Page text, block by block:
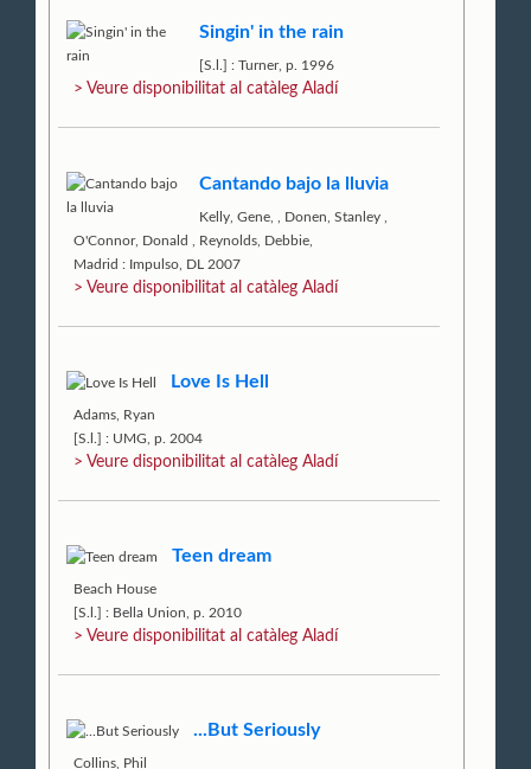
Singin' in the rain
[S.l.] : Turner, p. 1996
> Veure disponibilitat al catàleg Aladí
Cantando bajo la lluvia
Kelly, Gene, Donen, Stanley
O'Connor, Donald
Reynolds, Debbie,
Madrid : Impulso, DL 2007
> Veure disponibilitat al catàleg Aladí
Love Is Hell
Adams, Ryan
[S.l.] : UMG, p. 2004
> Veure disponibilitat al catàleg Aladí
Teen dream
Beach House
[S.l.] : Bella Union, p. 2010
> Veure disponibilitat al catàleg Aladí
...But Seriously
Collins, Phil